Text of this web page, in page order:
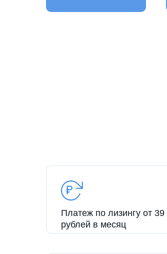
Платеж по лизингу от 39
рублей в месяц